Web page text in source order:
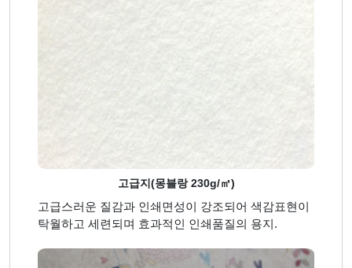
고급지(몽블랑 230g/㎡)
고급스러운 질감과 인쇄면성이 강조되어 색감표현이
탁월하고 세련되며 효과적인 인쇄품질의 용지.